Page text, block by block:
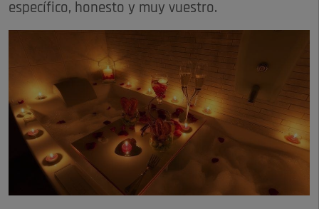
específico, honesto y muy vuestro.